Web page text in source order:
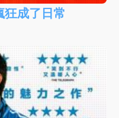
狂成了日常